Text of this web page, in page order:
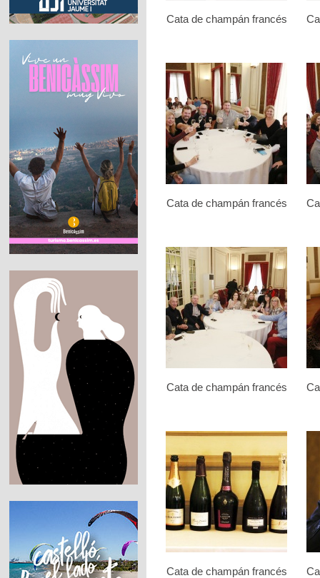
Cata de champán francés
Cata de champán francés
Cata de champán francés
Cata de champán francés